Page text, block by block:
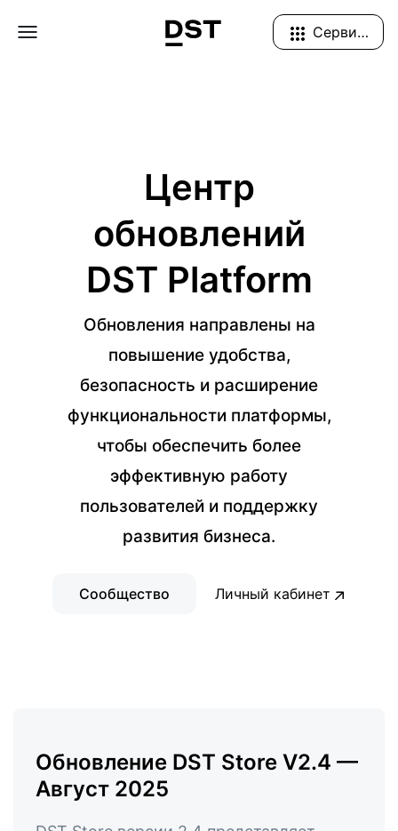
Navigation Menu Сервисы
Центр
обновлений
DST Platform
Обновления направлены на
повышение удобства,
безопасность и расширение
функциональности платформы,
чтобы обеспечить более
эффективную работу
пользователей и поддержку
развития бизнеса.
Сообщество Личный кабинет
Обновление DST Store V2.4 —
Август 2025